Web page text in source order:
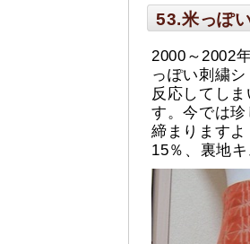
53.米っぽ
2000～2002
っぽい刺繍
反応してし
す。今では
締まります
15％、裏地